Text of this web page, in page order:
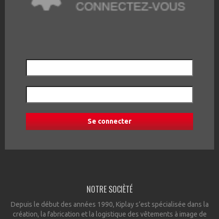
NOTRE SOCIÈTÉ
Depuis le début des années 1990, Kiplay s’est spécialisée dans la
création, la fabrication et la logistique des vêtements à image de